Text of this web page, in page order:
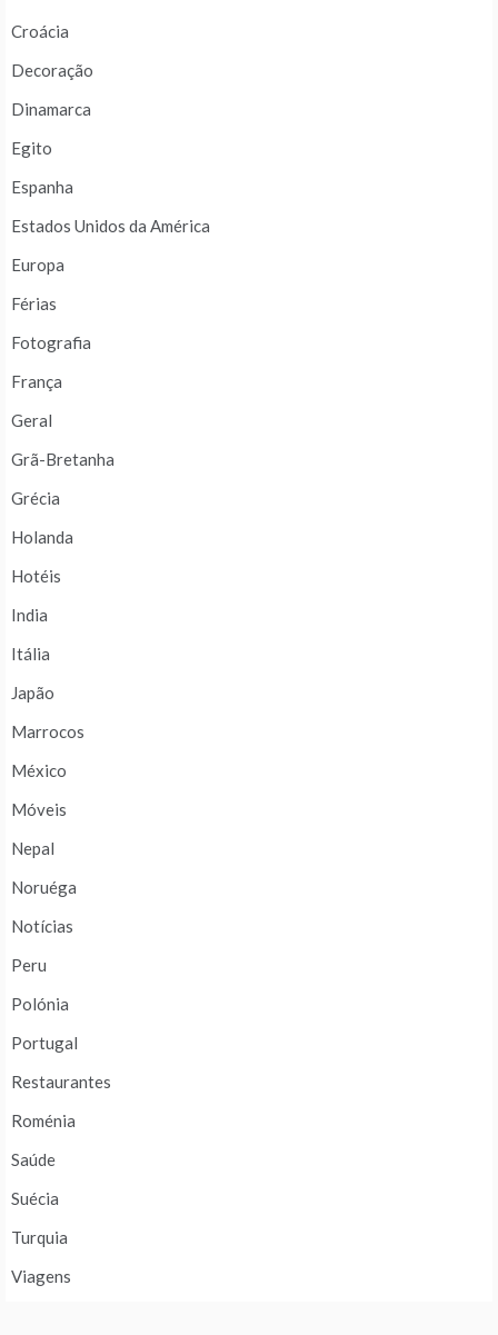
Croácia
Decoração
Dinamarca
Egito
Espanha
Estados Unidos da América
Europa
Férias
Fotografia
França
Geral
Grã-Bretanha
Grécia
Holanda
Hotéis
India
Itália
Japão
Marrocos
México
Móveis
Nepal
Noruéga
Notícias
Peru
Polónia
Portugal
Restaurantes
Roménia
Saúde
Suécia
Turquia
Viagens